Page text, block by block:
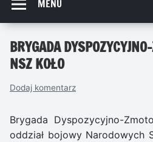
MENU
BRYGADA
NSZ KOŁO
Dodaj komentarz
Brygada Dyspozycyjno-
oddział bojowy Narodowych